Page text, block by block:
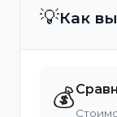
💡Как
💰